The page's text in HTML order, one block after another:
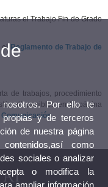
el Trabajo Fin de Grado
el Reglamento de Trabajo de
de trabajos, procedimiento
disponibles en la página
Comunicación.
Por ello te
y de terceros
de nuestra página
como
sociales o analizar
o modifica la
ampliar información